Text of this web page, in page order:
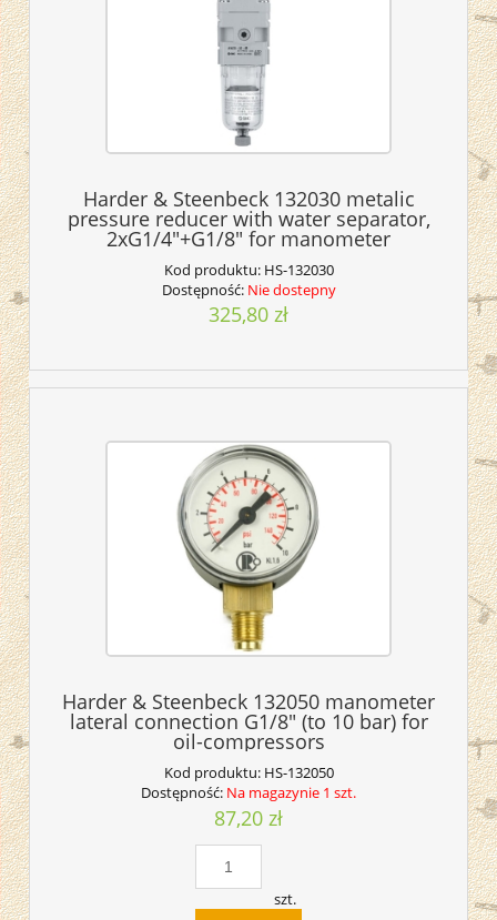
Harder & Steenbeck 132030 metalic
pressure reducer with water separator,
2xG1/4"+G1/8" for manometer
Kod produktu: HS-132030
Dostępność: Nie dostepny
325,80 zł
Harder & Steenbeck 132050 manometer
lateral connection G1/8" (to 10 bar) for
oil-compressors
Kod produktu: HS-132050
Dostępność: Na magazynie 1 szt.
87,20 zł
szt.